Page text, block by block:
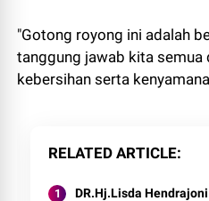
"Gotong royong ini adalah
tanggung jawab kita semua
kebersihan serta
RELATED ARTICLE
DR.Hj.Lisda Hendrajoni Anggota DPR